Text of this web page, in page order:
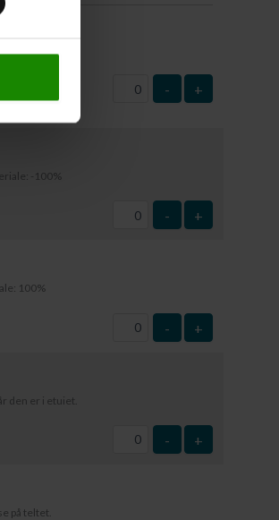
- +
-100%
- +
100%
- +
den er i etuiet.
- +
på teltet.